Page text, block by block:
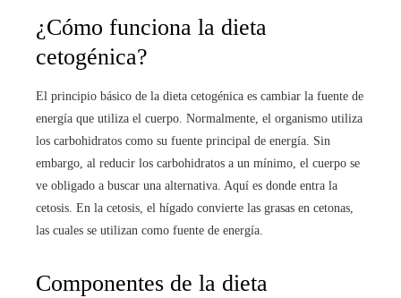
¿Cómo funciona la dieta
cetogénica?
El principio básico de la dieta cetogénica es cambiar la fuente de
energía que utiliza el cuerpo. Normalmente, el organismo utiliza
los carbohidratos como su fuente principal de energía. Sin
embargo, al reducir los carbohidratos a un mínimo, el cuerpo se
ve obligado a buscar una alternativa. Aquí es donde entra la
cetosis. En la cetosis, el hígado convierte las grasas en cetonas,
las cuales se utilizan como fuente de energía.
Componentes de la dieta